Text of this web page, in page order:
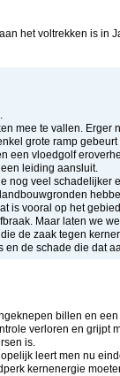
het voltrekken is in
mee te vallen. Erger
grote ramp
een vloedgolf
leiding aansluit.
nog veel schadelijker
is vooral op het
Maar laten we
de zaak tegen
de schade die dat
billen en
verloren en grijpt
is.
leert men nu
kernenergie